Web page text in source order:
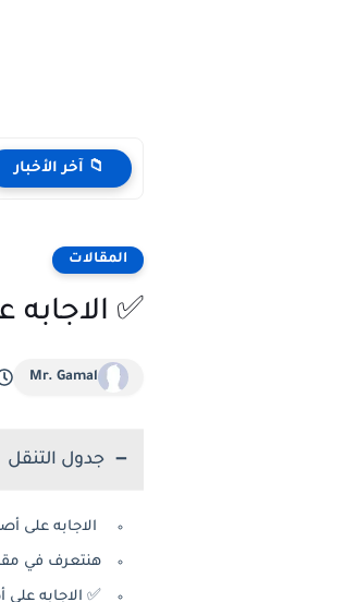
📁 آخر الأخبار
المقالات
✅ الاجابه على أصعب3
Mr. Gamal
جدول التنقل
الاجابه على أصعب 3 اسئلة فى
هنتعرف في
✅ الاجابه على أصعب 3 اسئلة فى